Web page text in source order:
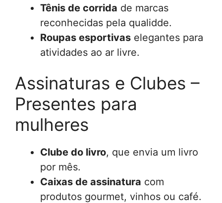
Tênis de corrida de marcas
reconhecidas pela qualidde.
Roupas esportivas elegantes para
atividades ao ar livre.
Assinaturas e Clubes –
Presentes para
mulheres
Clube do livro, que envia um livro
por mês.
Caixas de assinatura com
produtos gourmet, vinhos ou café.